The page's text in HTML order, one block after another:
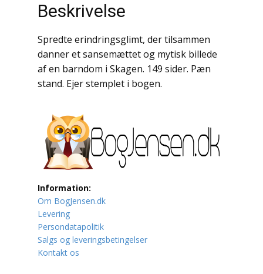
Krige / Slag
Kunst
Litteraturhistorie
Lokalhistorie / Topografi
Lystfiskeri
Mad
Musik
Beskrivelse
Spredte erindringsglimt, der tilsammen
danner et sansemættet og mytisk billede
af en barndom i Skagen. 149 sider. Pæn
stand. Ejer stemplet i bogen.
Information:
Om BogJensen.dk
Levering
Persondatapolitik
Salgs og leveringsbetingelser
Kontakt os